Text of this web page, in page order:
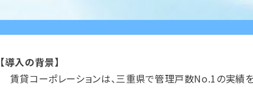
【導入の背景】
賃貸コーポレーションは、三重県で管理戸数No.1の実績を